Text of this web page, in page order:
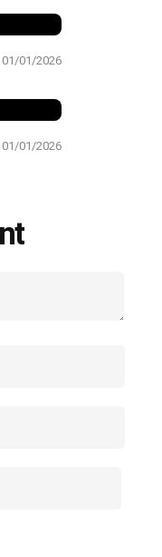
01/01/2026
01/01/2026